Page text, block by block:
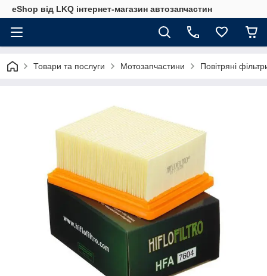
eShop від LKQ інтернет-магазин автозапчастин
Товари та послуги Мотозапчастини Повітряні